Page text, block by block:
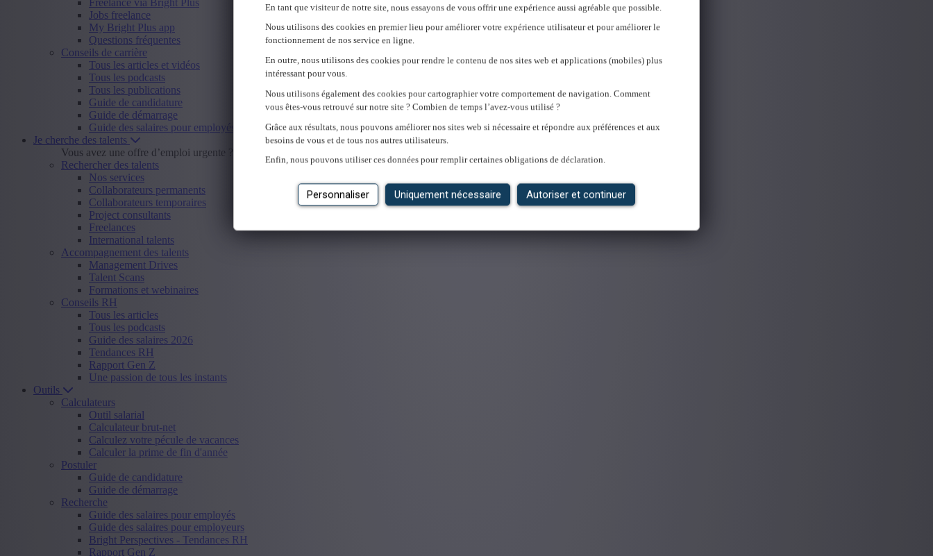
En tant que visiteur de notre site, nous essayons de vous offrir une expérience aussi agréable que possible.
Nous utilisons des cookies en premier lieu pour améliorer votre expérience utilisateur et pour améliorer le
fonctionnement de nos service en ligne.
En outre, nous utilisons des cookies pour rendre le contenu de nos sites web et applications (mobiles) plus
intéressant pour vous.
Nous utilisons également des cookies pour cartographier votre comportement de navigation. Comment
vous êtes-vous retrouvé sur notre site ? Combien de temps l’avez-vous utilisé ?
Grâce aux résultats, nous pouvons améliorer nos sites web si nécessaire et répondre aux préférences et aux
besoins de vous et de tous nos autres utilisateurs.
Enfin, nous pouvons utiliser ces données pour remplir certaines obligations de déclaration.
Personnaliser Uniquement nécessaire Autoriser et continuer
Jobs freelance
My Bright Plus app
Questions fréquentes
Conseils de carrière
Tous les articles et vidéos
Tous les podcasts
Tous les publications
Guide de candidature
Guide de démarrage
Guide des salaires pour employés
Je cherche des talents
Vous avez une offre d’emploi urgente ?
Rechercher des talents
Nos services
Collaborateurs permanents
Collaborateurs temporaires
Project consultants
Freelances
International talents
Accompagnement des talents
Management Drives
Talent Scans
Formations et webinaires
Conseils RH
Tous les articles
Tous les podcasts
Guide des salaires 2026
Tendances RH
Rapport Gen Z
Une passion de tous les instants
Outils
Calculateurs
Outil salarial
Calculateur brut-net
Calculez votre pécule de vacances
Calculer la prime de fin d'année
Postuler
Guide de candidature
Guide de démarrage
Recherche
Guide des salaires pour employés
Guide des salaires pour employeurs
Bright Perspectives - Tendances RH
Rapport Gen Z